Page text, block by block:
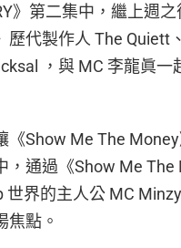
》第二集中，繼上週
歷代製作人 The Quiett
，與 MC 李龍眞一
《Show Me The
，通過《Show Me The
世界的主人公 MC
焦點。